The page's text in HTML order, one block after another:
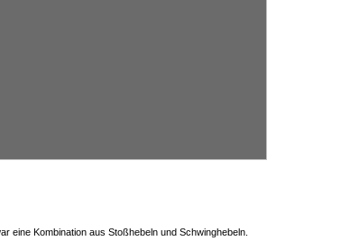
eine Kombination aus Stoßhebeln und Schwinghebeln.